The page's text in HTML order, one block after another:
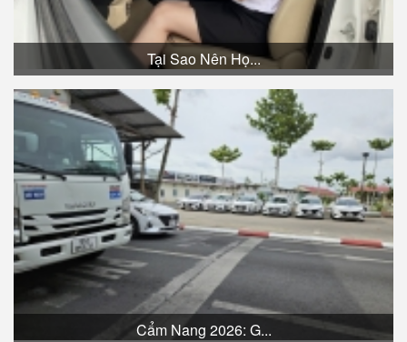
Tại Sao Nên Họ...
Cẩm Nang 2026: G...